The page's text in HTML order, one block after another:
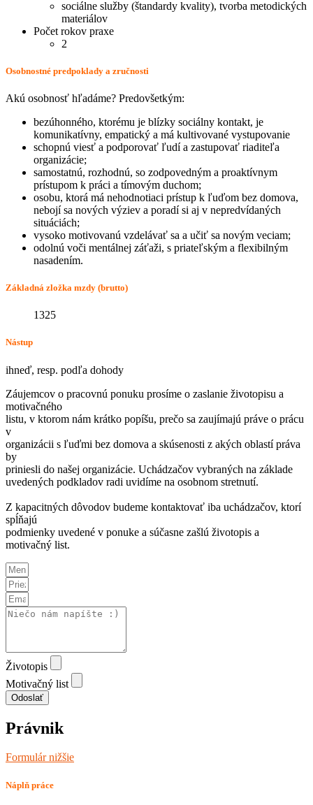
sociálne služby (štandardy kvality), tvorba metodických
materiálov
Počet rokov praxe
2
Osobnostné predpoklady a zručnosti
Akú osobnosť hľadáme? Predovšetkým:
bezúhonného, ktorému je blízky sociálny kontakt, je
komunikatívny, empatický a má kultivované vystupovanie
schopnú viesť a podporovať ľudí a zastupovať riaditeľa
organizácie;
samostatnú, rozhodnú, so zodpovedným a proaktívnym
prístupom k práci a tímovým duchom;
osobu, ktorá má nehodnotiaci prístup k ľuďom bez domova,
nebojí sa nových výziev a poradí si aj v nepredvídaných
situáciách;
vysoko motivovanú vzdelávať sa a učiť sa novým veciam;
odolnú voči mentálnej záťaži, s priateľským a flexibilným
nasadením.
Základná zložka mzdy (brutto)
1325
Nástup
ihneď, resp. podľa dohody
Záujemcov o pracovnú ponuku prosíme o zaslanie životopisu a
motivačného
listu, v ktorom nám krátko popíšu, prečo sa zaujímajú práve o prácu
v
organizácii s ľuďmi bez domova a skúsenosti z akých oblastí práva
by
priniesli do našej organizácie. Uchádzačov vybraných na základe
uvedených podkladov radi uvidíme na osobnom stretnutí.
Z kapacitných dôvodov budeme kontaktovať iba uchádzačov, ktorí
spĺňajú
podmienky uvedené v ponuke a súčasne zašlú životopis a
motivačný list.
Životopis
Motivačný list
Odoslať
Právnik
Formulár nižšie
Náplň práce